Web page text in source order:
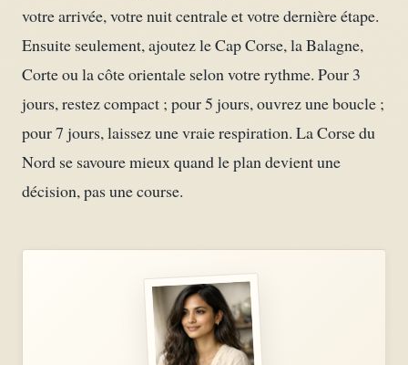
votre arrivée, votre nuit centrale et votre dernière étape.
Ensuite seulement, ajoutez le Cap Corse, la Balagne,
Corte ou la côte orientale selon votre rythme. Pour 3
jours, restez compact ; pour 5 jours, ouvrez une boucle ;
pour 7 jours, laissez une vraie respiration. La Corse du
Nord se savoure mieux quand le plan devient une
décision, pas une course.